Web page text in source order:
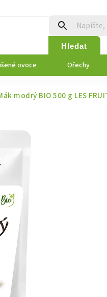
Hledat
ovoce Ořechy
modrý BIO 500 g LES